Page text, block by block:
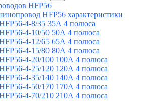
HFP56
HFP56 характеристики
4-8/35 35А 4 полюса
4-10/50 50А 4 полюса
4-12/65 65А 4 полюса
4-15/80 80А 4 полюса
4-20/100 100А 4 полюса
4-25/120 120А 4 полюса
4-35/140 140А 4 полюса
4-50/170 170А 4 полюса
4-70/210 210А 4 полюса